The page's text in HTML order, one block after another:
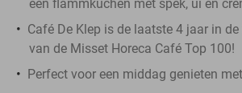
een flammkuchen met spek, ui en
Café De Klep is de laatste 4 jaar in
van de Misset Horeca Café Top 100!
Perfect voor een middag genieten